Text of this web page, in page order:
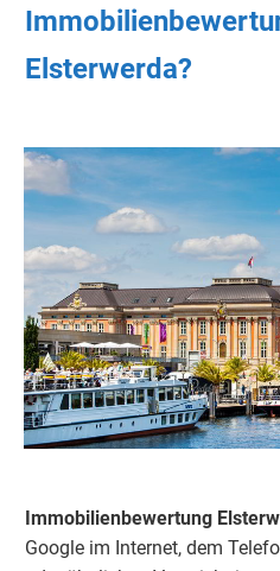
Elsterwerda?
Immobilienbewertung
Google im Internet, dem